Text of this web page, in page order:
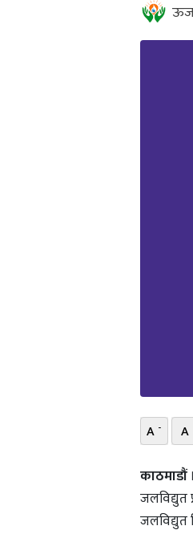
A - A
काठमाडौं
जलविद्युत
जलविद्युत